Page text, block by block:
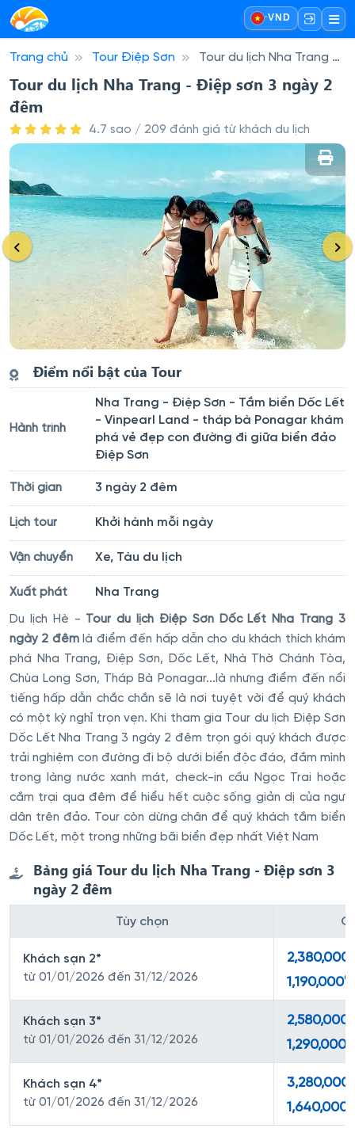
·VND
Trang chủ Tour Điệp Sơn
Tour du lịch Nha Trang -
Điệp sơn 3 ngày 2 đêm
Tour du lịch Nha Trang - Điệp sơn 3 ngày 2
đêm
4.7 sao / 209 đánh giá từ khách du lịch
Điểm nổi bật của Tour
Hành trình
Nha Trang - Điệp Sơn - Tắm biển Dốc Lết
- Vinpearl Land - tháp bà Ponagar khám
phá vẻ đẹp con đường đi giữa biển đảo
Điệp Sơn
Thời gian 3 ngày 2 đêm
Lịch tour Khởi hành mỗi ngày
Vận chuyển Xe, Tàu du lịch
Xuất phát Nha Trang
Du lịch Hè - Tour du lịch Điệp Sơn Dốc Lết Nha Trang 3
ngày 2 đêmlà điểm đến hấp dẫn cho du khách thích khám
phá Nha Trang, Điệp Sơn, Dốc Lết, Nhà Thờ Chánh Tòa,
Chùa Long Sơn, Tháp Bà Ponagar...là nhưng điểm đến nổi
tiếng hấp dẫn chắc chắn sẽ là nơi tuyệt vời để quý khách
có một kỳ nghỉ trọn vẹn. Khi tham gia Tour du lịch Điệp Sơn
Dốc Lết Nha Trang 3 ngày 2 đêm trọn gói quý khách được
trải nghiệm con đường đi bộ dưới biển độc đáo, đắm mình
trong làng nước xanh mát, check-in cầu Ngọc Trai hoặc
cắm trại qua đêm để hiểu hết cuộc sống giản dị của ngư
dân trên đảo. Tour còn dừng chân để quý khách tắm biển
Dốc Lết, một trong những bãi biển đẹp nhất Việt Nam
Bảng giá Tour du lịch Nha Trang - Điệp sơn 3
ngày 2 đêm
Tùy chọn
Khách sạn 2*
từ 01/01/2026 đến 31/12/2026
2,380,000
1,190,000đ
Khách sạn 3*
từ 01/01/2026 đến 31/12/2026
2,580,000
1,290,000
Khách sạn 4*
từ 01/01/2026 đến 31/12/2026
3,280,000
1,640,000